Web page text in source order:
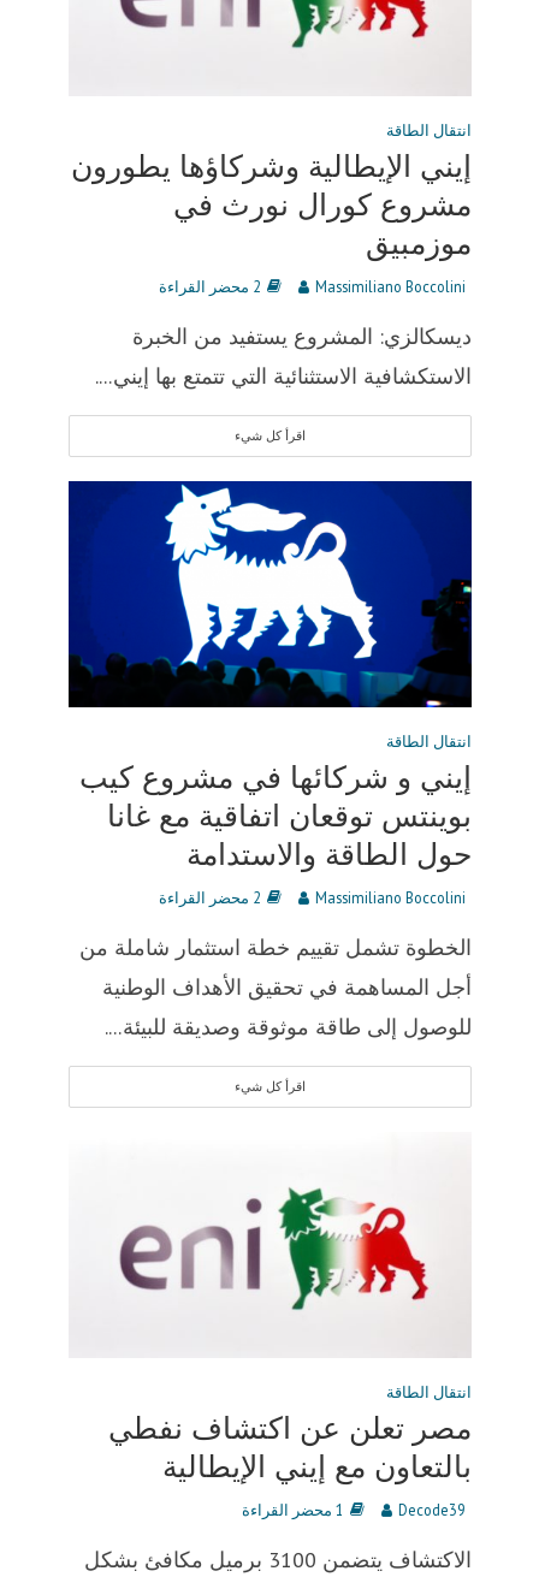
انتقال الطاقة
إيني الإيطالية وشركاؤها يطورون
مشروع كورال نورث في
موزمبيق
Massimiliano Boccolini 2 محضر القراءة
ديسكالزي: المشروع يستفيد من الخبرة
الاستكشافية الاستثنائية التي تتمتع بها إيني....
اقرأ كل شيء
انتقال الطاقة
إيني و شركائها في مشروع كيب
بوينتس توقعان اتفاقية مع غانا
حول الطاقة والاستدامة
Massimiliano Boccolini 2 محضر القراءة
الخطوة تشمل تقييم خطة استثمار شاملة من
أجل المساهمة في تحقيق الأهداف الوطنية
للوصول إلى طاقة موثوقة وصديقة للبيئة....
اقرأ كل شيء
انتقال الطاقة
مصر تعلن عن اكتشاف نفطي
بالتعاون مع إيني الإيطالية
Decode39 1 محضر القراءة
الاكتشاف يتضمن 3100 برميل مكافئ بشكل